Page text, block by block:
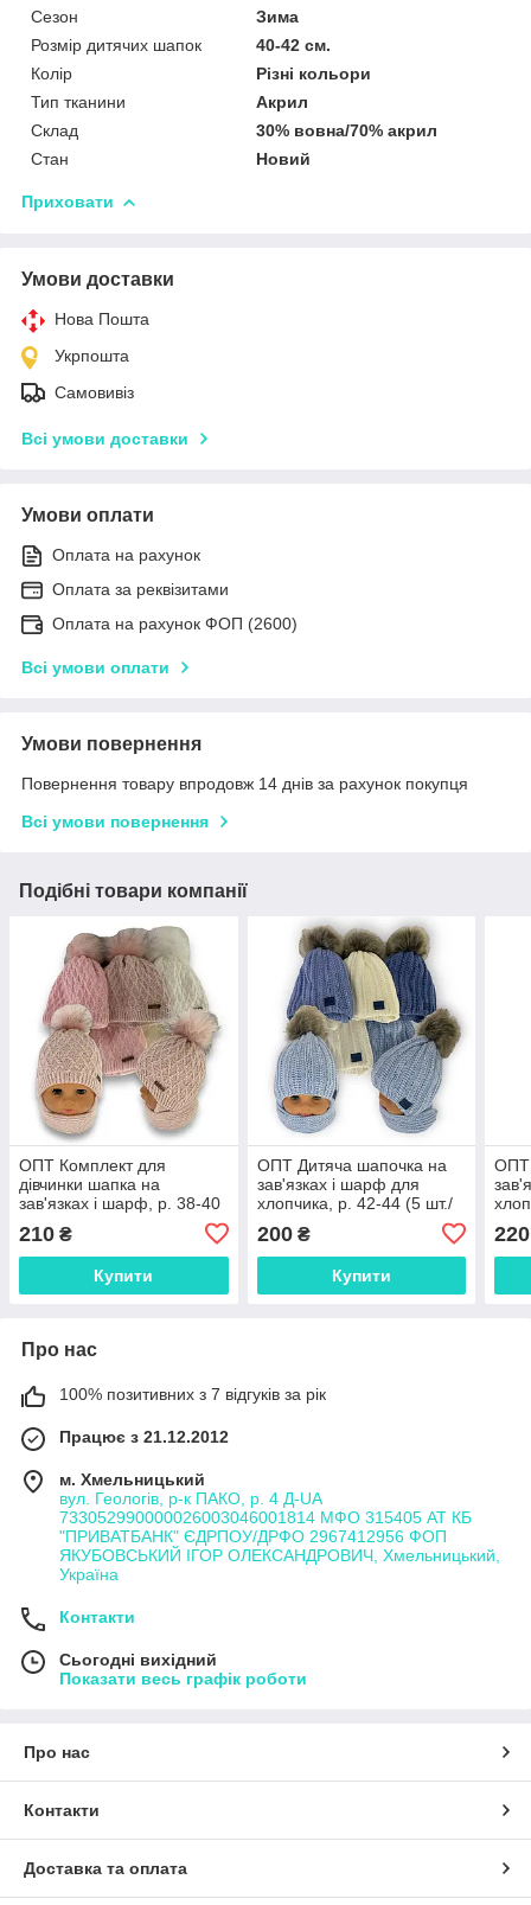
Сезон
Зима
Розмір дитячих шапок
40-42 см.
Колір
Різні кольори
Тип тканини
Акрил
Склад
30% вовна/70% акрил
Стан
Новий
Приховати
Умови доставки
Нова Пошта
Укрпошта
Самовивіз
Всі умови доставки
Умови оплати
Оплата на рахунок
Оплата за реквізитами
Оплата на рахунок ФОП (2600)
Всі умови оплати
Умови повернення
Повернення товару впродовж 14 днів за рахунок покупця
Всі умови повернення
Подібні товари компанії
ОПТ Комплект для
дівчинки шапка на
зав'язках і шарф, р. 38-40
210 ₴
Купити
ОПТ Дитяча шапочка на
зав'язках і шарф для
хлопчика, р. 42-44 (5 шт./
200₴
Купити
ОПТ
220
Про нас
100% позитивних з 7 відгуків за рік
Працює з 21.12.2012
м. Хмельницький
вул. Геологів, р-к ПАКО, р. 4 Д-UA
733052990000026003046001814 МФО 315405 АТ КБ
"ПРИВАТБАНК" ЄДРПОУ/ДРФО 2967412956 ФОП
ЯКУБОВСЬКИЙ ІГОР ОЛЕКСАНДРОВИЧ, Хмельницький,
Україна
Контакти
Сьогодні вихідний
Показати весь графік роботи
Про нас
Контакти
Доставка та оплата